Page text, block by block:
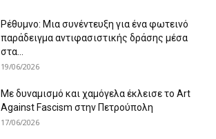
Ρέθυμνο: Μια συνέντευξη για ένα φωτεινό
παράδειγμα αντιφασιστικής δράσης μέσα
στα...
19/06/2026
Με δυναμισμό και χαμόγελα έκλεισε το Art
Against Fascism στην Πετρούπολη
17/06/2026